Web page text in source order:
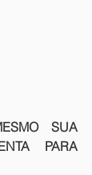
SUA
PARA